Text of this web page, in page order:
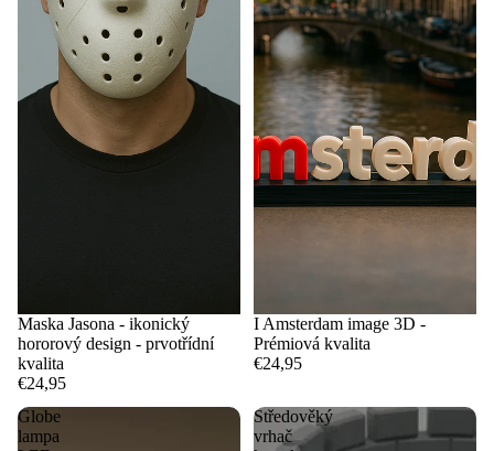
Maska Jasona - ikonický
hororový design - prvotřídní
kvalita
€24,95
I Amsterdam image 3D -
Prémiová kvalita
€24,95
Globe
lampa
Středověký
vrhač